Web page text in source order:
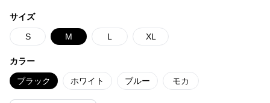
サイズ
S M L XL
カラー
ブラック ホワイト ブルー モカ